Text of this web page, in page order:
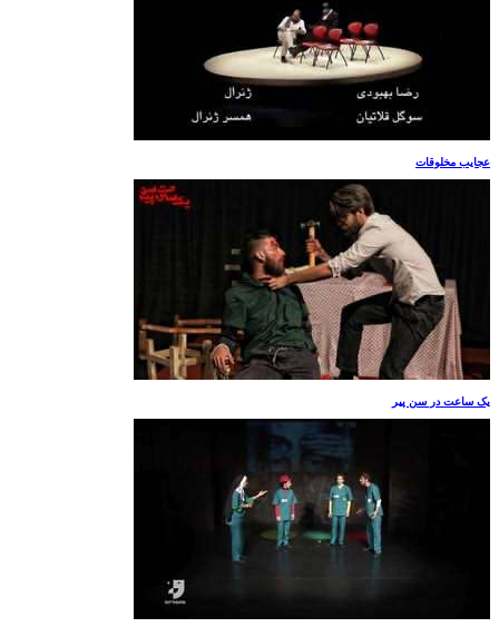
عجایب مخلوقات
یک ساعت در سن پیر